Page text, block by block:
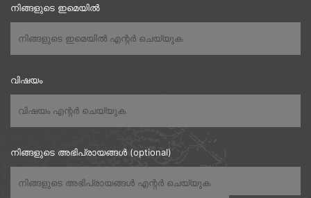
നിങ്ങളുടെ ഇമെയിൽ
വിഷയം
നിങ്ങളുടെ അഭിപ്രായങ്ങൾ (optional)